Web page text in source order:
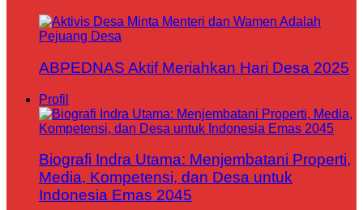
ABPEDNAS Aktif Meriahkan Hari Desa 2025
Profil
Biografi Indra Utama: Menjembatani Properti,
Media, Kompetensi, dan Desa untuk
Indonesia Emas 2045